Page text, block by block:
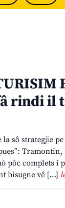
rindi il
sô strategjie
pôc complets i
bisugne vê […]